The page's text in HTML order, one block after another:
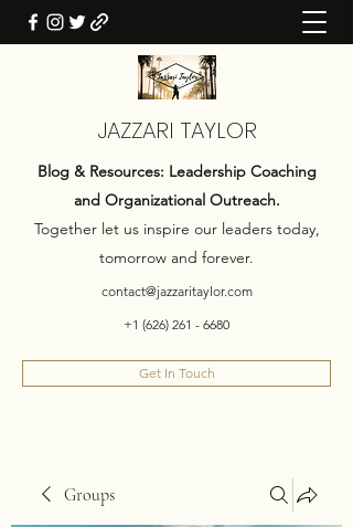
JAZZARI TAYLOR
Blog & Resources: Leadership Coaching
and Organizational Outreach.
Together let us inspire our leaders today,
tomorrow and forever.
contact@jazzaritaylor.com
+1 (626) 261 - 6680
Get In Touch
Groups